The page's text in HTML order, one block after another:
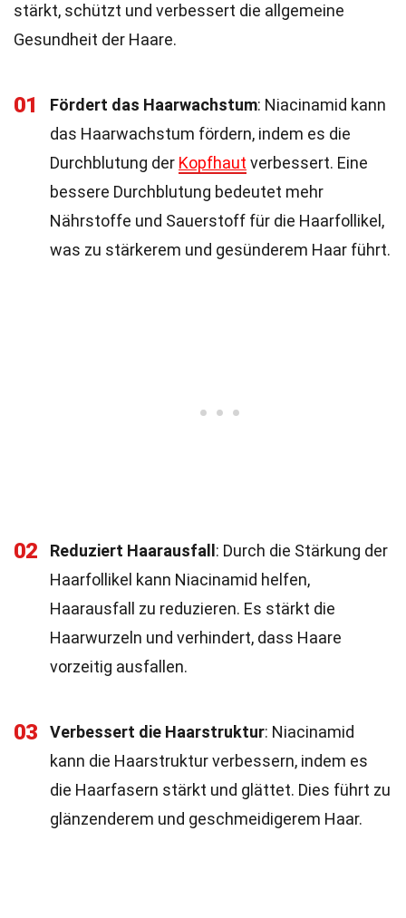
stärkt, schützt und verbessert die allgemeine
Gesundheit der Haare.
01 Fördert das Haarwachstum: Niacinamid kann
das Haarwachstum fördern, indem es die
Durchblutung der Kopfhaut verbessert. Eine
bessere Durchblutung bedeutet mehr
Nährstoffe und Sauerstoff für die Haarfollikel,
was zu stärkerem und gesünderem Haar führt.
02 Reduziert Haarausfall : Durch die Stärkung der
Haarfollikel kann Niacinamid helfen,
Haarausfall zu reduzieren. Es stärkt die
Haarwurzeln und verhindert, dass Haare
vorzeitig ausfallen.
03 Verbessert die Haarstruktur: Niacinamid
kann die Haarstruktur verbessern, indem es
die Haarfasern stärkt und glättet. Dies führt zu
glänzenderem und geschmeidigerem Haar.